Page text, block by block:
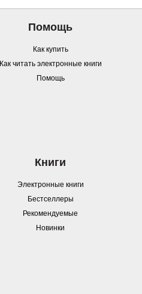
Помощь
Как купить
Как читать электронные книги
Помощь
Книги
Электронные книги
Бестселлеры
Рекомендуемые
Новинки